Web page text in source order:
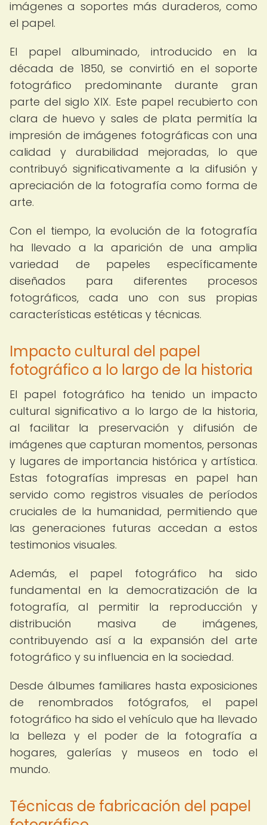
imágenes a soportes más duraderos, como
el papel.
El papel albuminado, introducido en la
década de 1850, se convirtió en el soporte
fotográfico predominante durante gran
parte del siglo XIX. Este papel recubierto con
clara de huevo y sales de plata permitía la
impresión de imágenes fotográficas con una
calidad y durabilidad mejoradas, lo que
contribuyó significativamente a la difusión y
apreciación de la fotografía como forma de
arte.
Con el tiempo, la evolución de la fotografía
ha llevado a la aparición de una amplia
variedad de papeles específicamente
diseñados para diferentes procesos
fotográficos, cada uno con sus propias
características estéticas y técnicas.
Impacto cultural del papel
fotográfico a lo largo de la historia
El papel fotográfico ha tenido un impacto
cultural significativo a lo largo de la historia,
al facilitar la preservación y difusión de
imágenes que capturan momentos, personas
y lugares de importancia histórica y artística.
Estas fotografías impresas en papel han
servido como registros visuales de períodos
cruciales de la humanidad, permitiendo que
las generaciones futuras accedan a estos
testimonios visuales.
Además, el papel fotográfico ha sido
fundamental en la democratización de la
fotografía, al permitir la reproducción y
distribución masiva de imágenes,
contribuyendo así a la expansión del arte
fotográfico y su influencia en la sociedad.
Desde álbumes familiares hasta exposiciones
de renombrados fotógrafos, el papel
fotográfico ha sido el vehículo que ha llevado
la belleza y el poder de la fotografía a
hogares, galerías y museos en todo el
mundo.
Técnicas de fabricación del papel